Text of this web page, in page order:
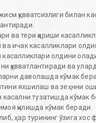
қувватсизлиги билан
ва тери қариши
ичак касалликлари
олдини
қувватлантиради ва
даволашда кўмак
яхшилаш ва зеҳнни
касални тузатишда кўмак
қилишда кўмак беради.
ҳар турининг ўзига